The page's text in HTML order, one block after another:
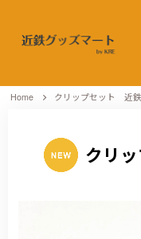
Home クリップセット 近
クリ